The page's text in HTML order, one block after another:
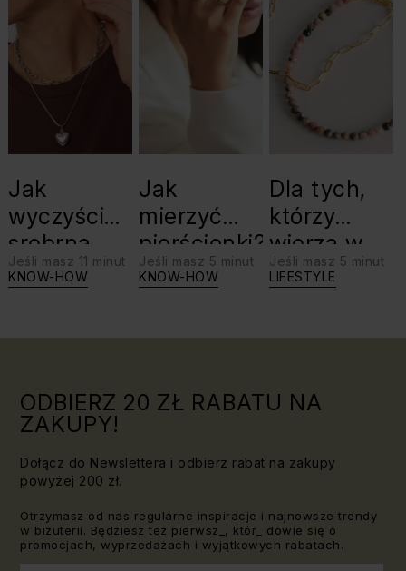
Jak
wyczyścić
srebrną
biżuterię?
Jeśli masz 11 minut
KNOW-HOW
Jak
mierzyć
pierścionki?
Jeśli masz 5 minut
KNOW-HOW
Dla tych,
którzy
wierzą w
swoje siły:
Jeśli masz 5 minut
LIFESTYLE
ODBIERZ 20 ZŁ RABATU NA
ZAKUPY!
Dołącz do Newslettera i odbierz rabat na zakupy
powyżej 200 zł.
Otrzymasz od nas regularne inspiracje i najnowsze trendy
w biżuterii. Będziesz też pierwsz_, któr_ dowie się o
promocjach, wyprzedażach i wyjątkowych rabatach.